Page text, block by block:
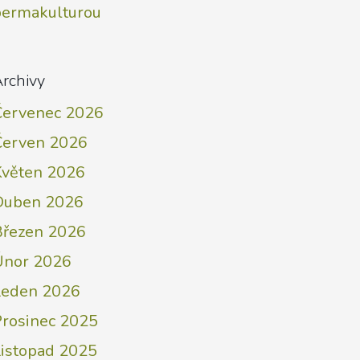
2026
2026
2026
2026
2026
2026
2026
2025
2025